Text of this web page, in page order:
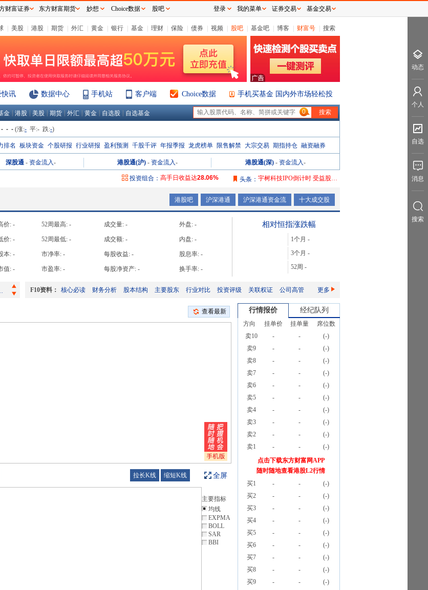
美股 港股 期货 外汇 黄金 银行 基金 理财 保险 债券 视频 股吧 基金吧 博客 财富号 搜索
快讯 数据中心 手机站 客户端 Choice数据 手机买基金 国内外市场轻松投
金 港股 美股 期货 外汇 黄金 自选股 自选基金 0
- - (涨:- 平:- 跌:-)
排名 板块资金 个股研报 行业研报 盈利预测 千股千评 年报季报 龙虎榜单 限售解禁 大宗交易 期指持仓 融资融券
深股通 - 资金流入- 港股通(沪) - 资金流入- 港股通(深) - 资金流入-
投资组合： 高手日收益达28.06%
高手周收益达106.08%
高手月收益达165.76%
高手年收益达
高手日收益达
高手周收益达
头条： 宇树科技IPO倒计时 受益股曝光
港股吧 沪深港通 沪深港通资金流 十大成交股
价: - 52周最高: - 成交量: - 外盘: -
价: - 52周最低: - 成交额: - 内盘: -
本: - 市净率: - 每股收益: - 股息率: -
值: - 市盈率: - 每股净资产: - 换手率: -
相对恒指涨跌幅
1个月 -
3个月 -
52周 -
理更改地址
F10资料： 核心必读 财务分析 股本结构 主要股东 行业对比 投资评级 关联权证 公司高管 更多
查看最新
拉长K线 缩短K线 全屏
主要指标
均线
EXPMA
BOLL
SAR
BBI
行情报价 经纪队列
方向 挂单价 挂单量
席位数
卖10
- - (-)
卖9
- - (-)
卖8
- - (-)
卖7
- - (-)
卖6
- - (-)
卖5
- - (-)
卖4
- - (-)
卖3
- - (-)
卖2
- - (-)
卖1
- - (-)
点击下载东方财富网APP
随时随地查看港股L2行情
买1
- - (-)
买2
- - (-)
买3
- - (-)
买4
- - (-)
买5
- - (-)
买6
- - (-)
买7
- - (-)
买8
- - (-)
买9
- - (-)
财富证券 东方财富期货 妙想 Choice数据 股吧 登录 我的菜单 证券交易 基金交易
动态
个人
自选
消息
搜索